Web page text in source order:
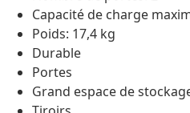
Capacité de charge
Poids: 17,4 kg
Durable
Portes
Grand espace de